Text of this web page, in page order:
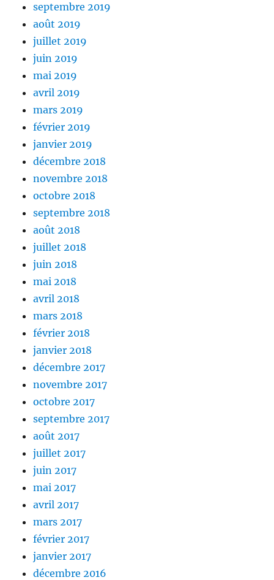
septembre 2019
août 2019
juillet 2019
juin 2019
mai 2019
avril 2019
mars 2019
février 2019
janvier 2019
décembre 2018
novembre 2018
octobre 2018
septembre 2018
août 2018
juillet 2018
juin 2018
mai 2018
avril 2018
mars 2018
février 2018
janvier 2018
décembre 2017
novembre 2017
octobre 2017
septembre 2017
août 2017
juillet 2017
juin 2017
mai 2017
avril 2017
mars 2017
février 2017
janvier 2017
décembre 2016